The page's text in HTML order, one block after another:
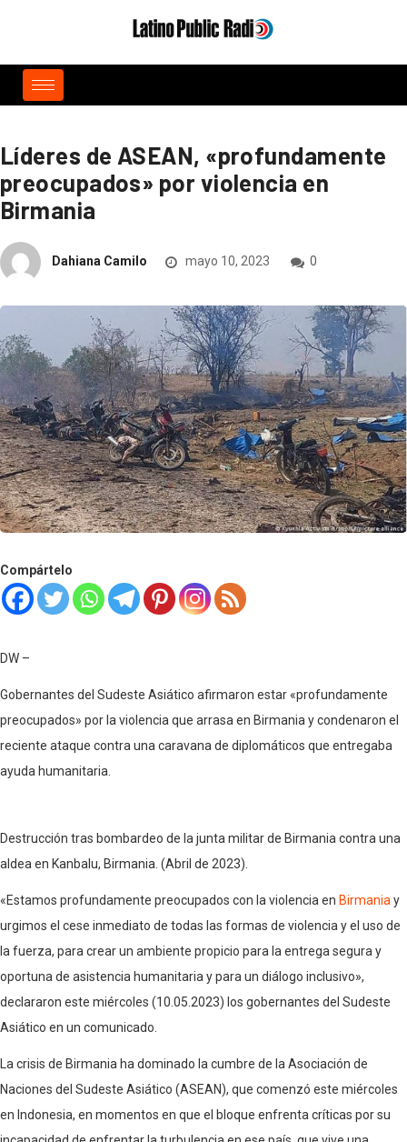
Líderes de ASEAN, «profundamente
preocupados» por violencia en
Birmania
Dahiana Camilo mayo 10, 2023 0
Compártelo
DW –
Gobernantes del Sudeste Asiático afirmaron estar «profundamente
preocupados» por la violencia que arrasa en Birmania y condenaron el
reciente ataque contra una caravana de diplomáticos que entregaba
ayuda humanitaria.
Destrucción tras bombardeo de la junta militar de Birmania contra una
aldea en Kanbalu, Birmania. (Abril de 2023).
«Estamos profundamente preocupados con la violencia en Birmania y
urgimos el cese inmediato de todas las formas de violencia y el uso de
la fuerza, para crear un ambiente propicio para la entrega segura y
oportuna de asistencia humanitaria y para un diálogo inclusivo»,
declararon este miércoles (10.05.2023) los gobernantes del Sudeste
Asiático en un comunicado.
La crisis de Birmania ha dominado la cumbre de la Asociación de
Naciones del Sudeste Asiático (ASEAN), que comenzó este miércoles
en Indonesia, en momentos en que el bloque enfrenta críticas por su